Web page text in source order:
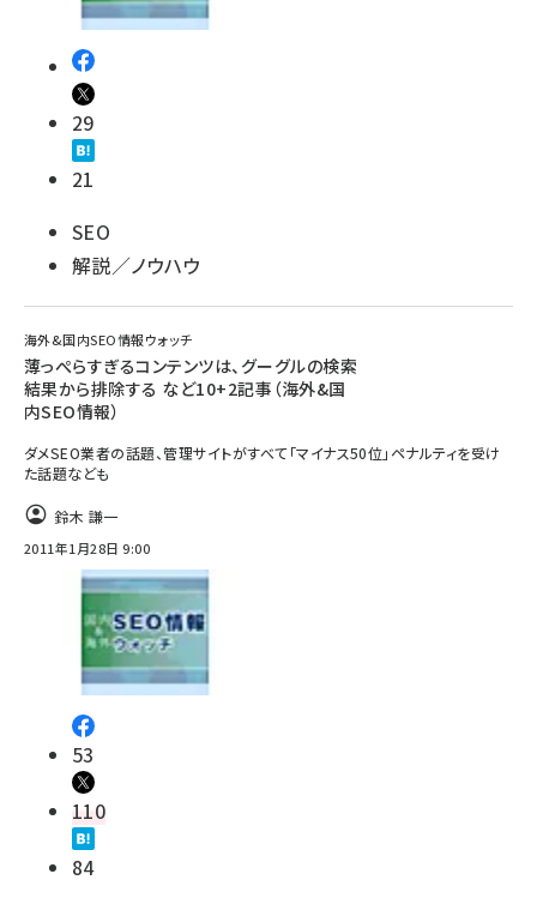
29
21
SEO
解説／ノウハウ
海外&国内SEO情報ウォッチ
薄っぺらすぎるコンテンツは、グーグルの検索
結果から排除する など10+2記事（海外&国
内SEO情報）
ダメSEO業者の話題、管理サイトがすべて「マイナス50位」ペナルティを受け
た話題なども
鈴木 謙一
2011年1月28日 9:00
53
110
84